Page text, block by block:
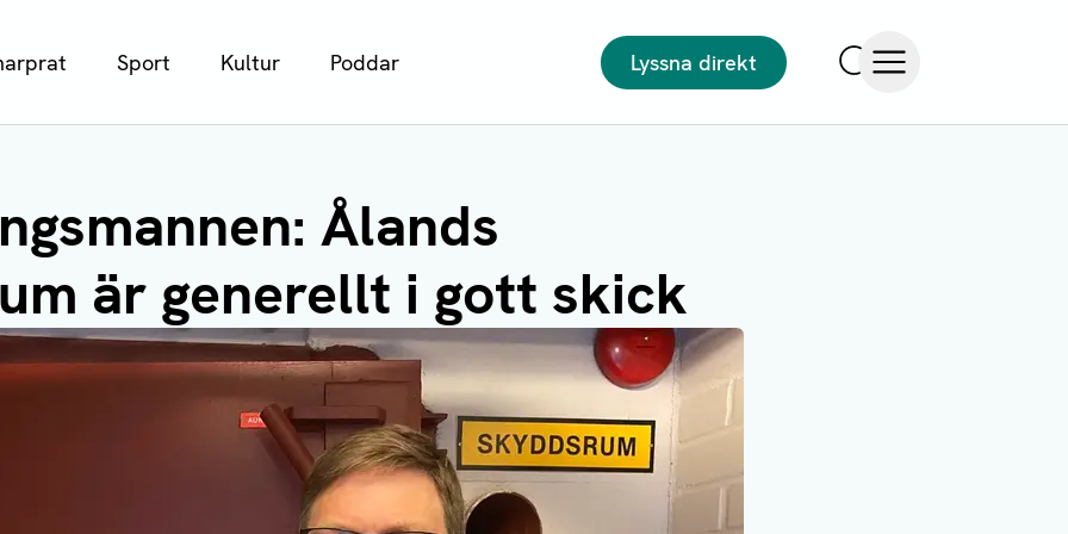
Sport Kultur Poddar
Lyssna direkt
Ålands
är generellt i gott skick